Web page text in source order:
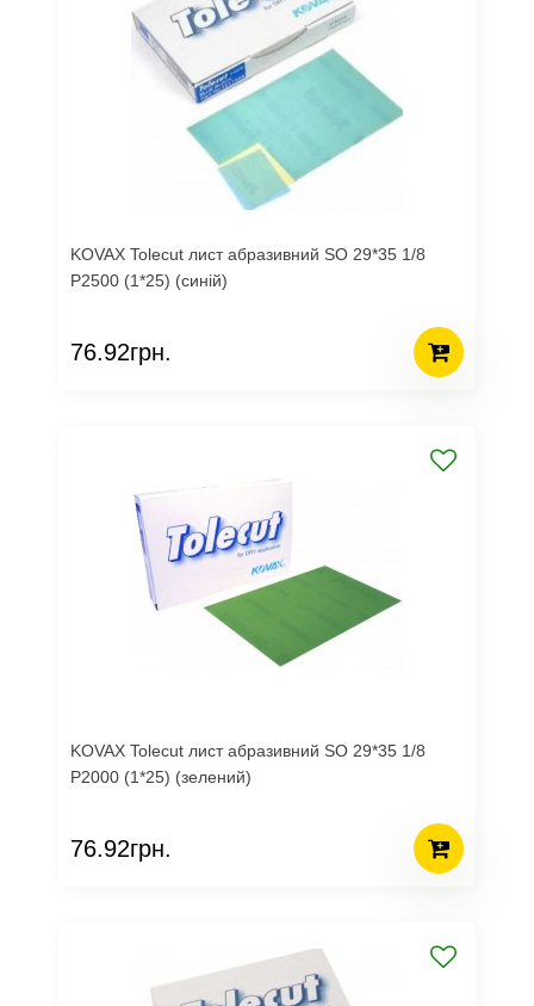
KOVAX Tolecut лист абразивний SO 29*35 1/8
Р2500 (1*25) (синій)
76.92грн.
KOVAX Tolecut лист абразивний SO 29*35 1/8
Р2000 (1*25) (зелений)
76.92грн.